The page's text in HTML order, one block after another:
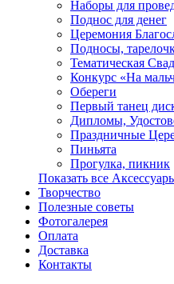
Наборы для
Поднос для денег
Церемония
Подносы,
Тематическая
Конкурс «На
Обереги
Первый танец
Дипломы,
Праздничные
Пиньята
Прогулка, пикник
Показать все
Творчество
Полезные советы
Фотогалерея
Оплата
Доставка
Контакты